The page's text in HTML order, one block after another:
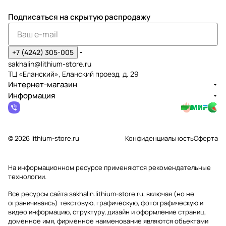
Подписаться на скрытую распродажу
+7 (4242) 305-005
sakhalin@lithium-store.ru
ТЦ «Еланский», Еланский проезд, д. 29
Интернет-магазин
Информация
© 2026 lithium-store.ru КонфиденциальностьОферта
На информационном ресурсе применяютсярекомендательные
технологии.
Все ресурсы сайта sakhalin.lithium-store.ru, включая (но не
ограничиваясь) текстовую, графическую, фотографическую и
видео информацию, структуру, дизайн и оформление страниц,
доменное имя, фирменное наименование являются объектами